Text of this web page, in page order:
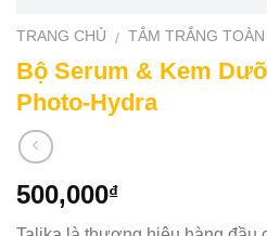
TRANG CHỦ / TẮM TRẮNG TOÀN
Bộ Serum & Kem
Photo-Hydra
500,000₫